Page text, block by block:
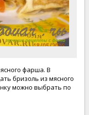
фарша. В
бризоль из мясного
можно выбрать по